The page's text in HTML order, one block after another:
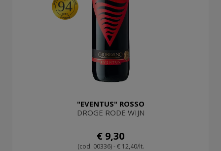
94
"EVENTUS" ROSSO
DROGE RODE WIJN
€ 9,30
(cod. 00336) - € 12,40/lt.